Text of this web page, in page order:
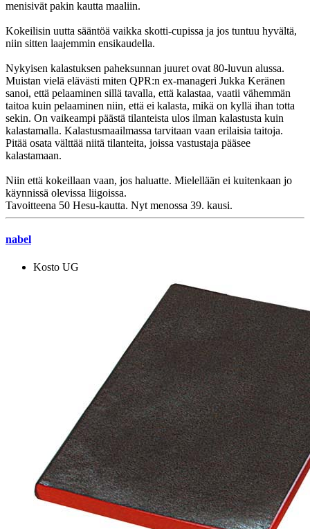
menisivät pakin kautta maaliin.
Kokeilisin uutta sääntöä vaikka skotti-cupissa ja jos tuntuu hyvältä,
niin sitten laajemmin ensikaudella.
Nykyisen kalastuksen paheksunnan juuret ovat 80-luvun alussa.
Muistan vielä elävästi miten QPR:n ex-manageri Jukka Keränen
sanoi, että pelaaminen sillä tavalla, että kalastaa, vaatii vähemmän
taitoa kuin pelaaminen niin, että ei kalasta, mikä on kyllä ihan totta
sekin. On vaikeampi päästä tilanteista ulos ilman kalastusta kuin
kalastamalla. Kalastusmaailmassa tarvitaan vaan erilaisia taitoja.
Pitää osata välttää niitä tilanteita, joissa vastustaja pääsee
kalastamaan.
Niin että kokeillaan vaan, jos haluatte. Mielellään ei kuitenkaan jo
käynnissä olevissa liigoissa.
Tavoitteena 50 Hesu-kautta. Nyt menossa 39. kausi.
nabel
Kosto UG